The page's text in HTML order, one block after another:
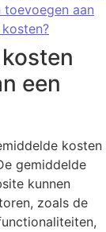
aan
een
kosten
gemiddelde
kunnen
zoals de